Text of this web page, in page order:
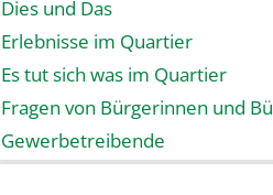
Dies und Das
Erlebnisse im Quartier
Es tut sich was im Quartier
Fragen von Bürgerinnen und
Gewerbetreibende